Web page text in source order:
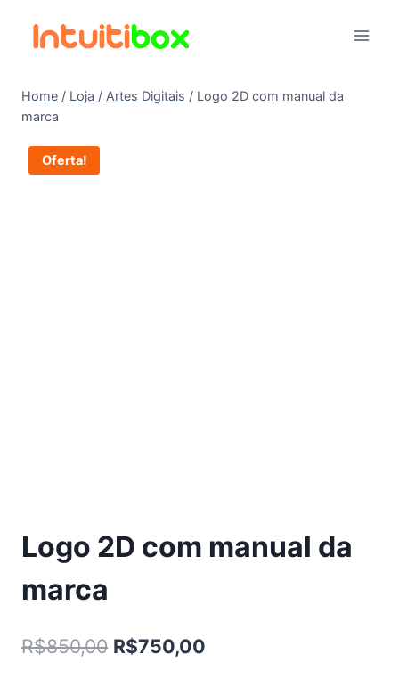
Home / Loja / Artes Digitais / Logo 2D com manual da
marca
Oferta!
Logo 2D com manual da
marca
R$850,00 O
R$750,00